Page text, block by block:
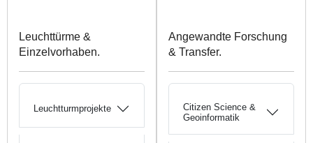
Leuchttürme &
Einzelvorhaben.
Leuchtturmprojekte
Angewandte Forschung
& Transfer.
Citizen Science &
Geoinformatik